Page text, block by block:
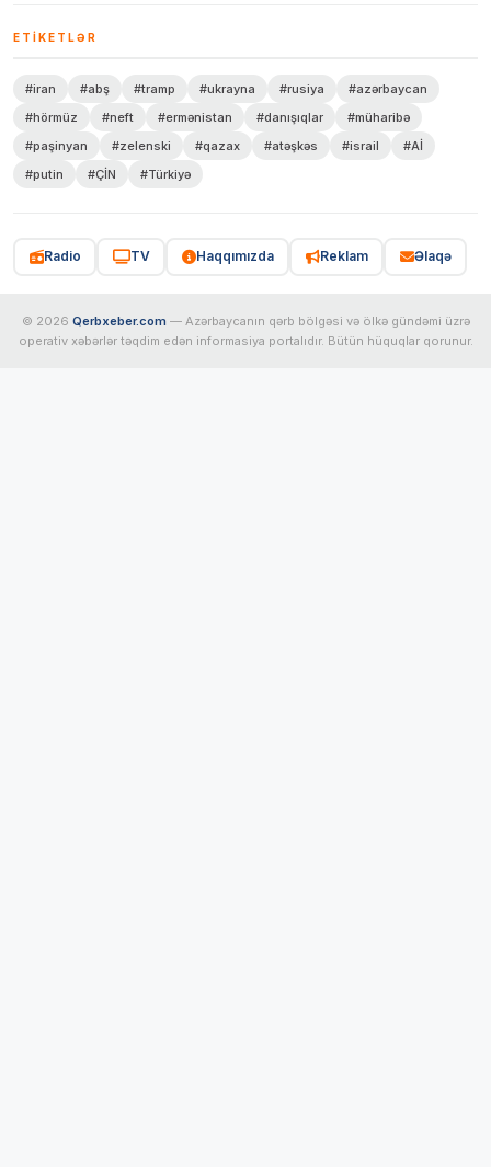
ETIKETLƏR
#iran #abş #tramp #ukrayna #rusiya
#azərbaycan
#hörmüz
#neft #ermənistan #danışıqlar
#müharibə
#paşinyan
#zelenski #qazax #atəşkəs #israil
#Aİ
#putin
#ÇİN #Türkiyə
Radio TV Haqqımızda Reklam Əlaqə
© 2026 Qerbxeber.com — Azərbaycanın qərb bölgəsi və ölkə gündəmi üzrə
operativ xəbərlər təqdim edən informasiya portalıdır. Bütün hüquqlar qorunur.